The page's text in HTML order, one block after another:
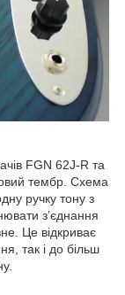
FGN 62J-R та
тембр. Схема
ручку тону з
з’єднання
Це відкриває
так і до більш